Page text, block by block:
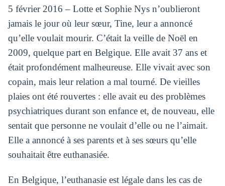
5 février 2016 – Lotte et Sophie Nys n’oublieront
jamais le jour où leur sœur, Tine, leur a annoncé
qu’elle voulait mourir. C’était la veille de Noël en
2009, quelque part en Belgique. Elle avait 37 ans et
était profondément malheureuse. Elle vivait avec son
copain, mais leur relation a mal tourné. De vieilles
plaies ont été rouvertes : elle avait eu des problèmes
psychiatriques durant son enfance et, de nouveau, elle
sentait que personne ne voulait d’elle ou ne l’aimait.
Elle a annoncé à ses parents et à ses sœurs qu’elle
souhaitait être euthanasiée.
En Belgique, l’euthanasie est légale dans les cas de